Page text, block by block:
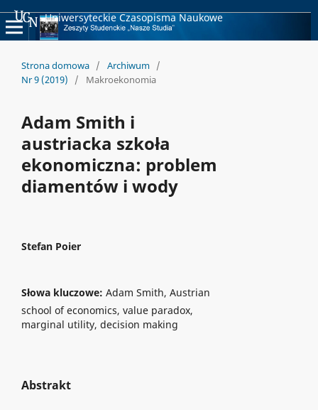
Uniwersyteckie Czasopisma Naukowe
Strona domowa / Archiwum /
Nr 9 (2019)
/ Makroekonomia
Adam Smith i
austriacka szkoła
ekonomiczna: problem
diamentów i wody
Stefan Poier
Słowa kluczowe: Adam Smith, Austrian
school of economics, value paradox,
marginal utility, decision making
Abstrakt